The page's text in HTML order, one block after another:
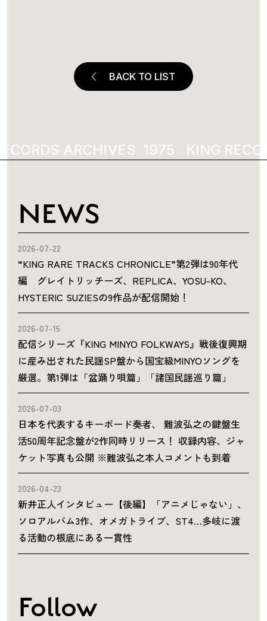
BACK TO LIST
ARCHIVES 1975 KING
NEWS
2026-07-22
“KING RARE TRACKS CHRONICLE”第2弾は90年代
編 グレイトリッチーズ、REPLICA、YOSU-KO、
HYSTERIC SUZIESの9作品が配信開始！
2026-07-15
配信シリーズ『KING MINYO FOLKWAYS』戦後復興期
に産み出された民謡SP盤から国宝級MINYOソングを
厳選。第1弾は「盆踊り唄篇」「諸国民謡巡り篇」
2026-07-03
日本を代表するキーボード奏者、 難波弘之の鍵盤生
活50周年記念盤が2作同時リリース！ 収録内容、ジャ
ケット写真も公開 ※難波弘之本人コメントも到着
2026-04-23
新井正人インタビュー【後編】「アニメじゃない」、
ソロアルバム3作、オメガトライブ、ST4…多岐に渡
る活動の根底にある一貫性
Follow